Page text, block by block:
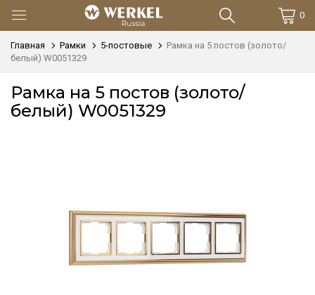
0
Главная Рамки 5-постовые
Рамка на 5 постов (золото/
белый) W0051329
Рамка на 5 постов (золото/
белый) W0051329